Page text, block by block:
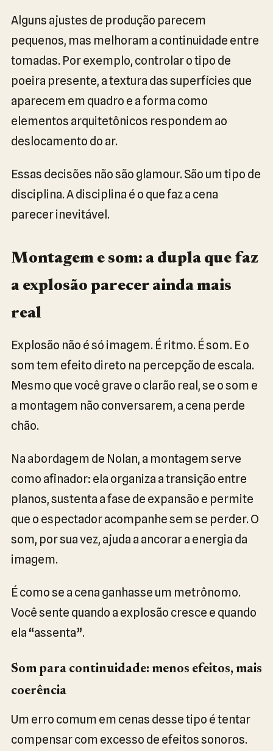
Alguns ajustes de produção parecem
pequenos, mas melhoram a continuidade entre
tomadas. Por exemplo, controlar o tipo de
poeira presente, a textura das superfícies que
aparecem em quadro e a forma como
elementos arquitetônicos respondem ao
deslocamento do ar.
Essas decisões não são glamour. São um tipo de
disciplina. A disciplina é o que faz a cena
parecer inevitável.
Montagem e som: a dupla que faz
a explosão parecer ainda mais
real
Explosão não é só imagem. É ritmo. É som. E o
som tem efeito direto na percepção de escala.
Mesmo que você grave o clarão real, se o som e
a montagem não conversarem, a cena perde
chão.
Na abordagem de Nolan, a montagem serve
como afinador: ela organiza a transição entre
planos, sustenta a fase de expansão e permite
que o espectador acompanhe sem se perder. O
som, por sua vez, ajuda a ancorar a energia da
imagem.
É como se a cena ganhasse um metrônomo.
Você sente quando a explosão cresce e quando
ela “assenta”.
Som para continuidade: menos efeitos, mais
coerência
Um erro comum em cenas desse tipo é tentar
compensar com excesso de efeitos sonoros.